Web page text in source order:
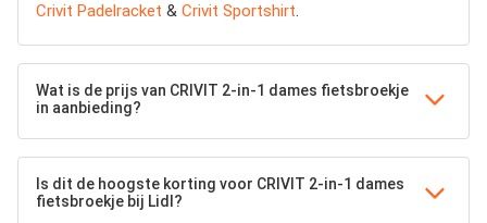
Crivit Padelracket & Crivit Sportshirt.
Wat is de prijs van CRIVIT 2-in-1 dames fietsbroekje
in aanbieding?
Is dit de hoogste korting voor CRIVIT 2-in-1 dames
fietsbroekje bij Lidl?